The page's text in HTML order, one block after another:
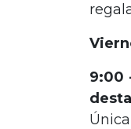
9:00